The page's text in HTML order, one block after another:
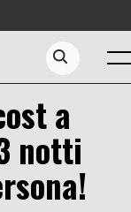
Search...
a
notti